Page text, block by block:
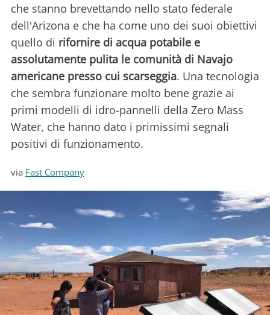
che stanno brevettando nello stato federale
dell'Arizona e che ha come uno dei suoi obiettivi
quello di rifornire di acqua potabile e
assolutamente pulita le comunità di Navajo
americane presso cui scarseggia. Una tecnologia
che sembra funzionare molto bene grazie ai
primi modelli di idro-pannelli della Zero Mass
Water, che hanno dato i primissimi segnali
positivi di funzionamento.
via Fast Company